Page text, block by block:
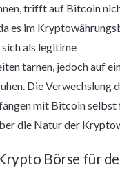
trifft auf Bitcoin
es im
als legitime
tarnen, jedoch auf
Die Verwechslung
mit Bitcoin selbst
die Natur der
Börse für